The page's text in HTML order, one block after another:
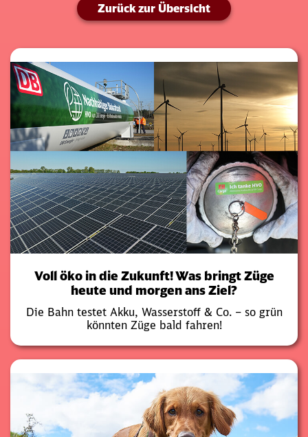
Zurück zur Übersicht
Voll öko in die Zukunft! Was bringt Züge
heute und morgen ans Ziel?
Die Bahn testet Akku, Wasserstoff & Co. – so grün
könnten Züge bald fahren!